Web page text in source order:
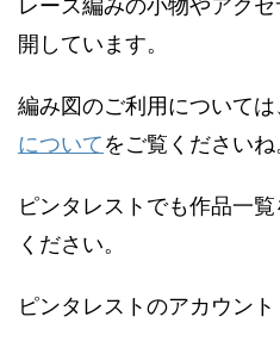
レース編みの小物やアク
開しています。
編み図のご利用については
についてをご覧くださいね
ピンタレストでも作品一
ください。
ピンタレストのアカウント